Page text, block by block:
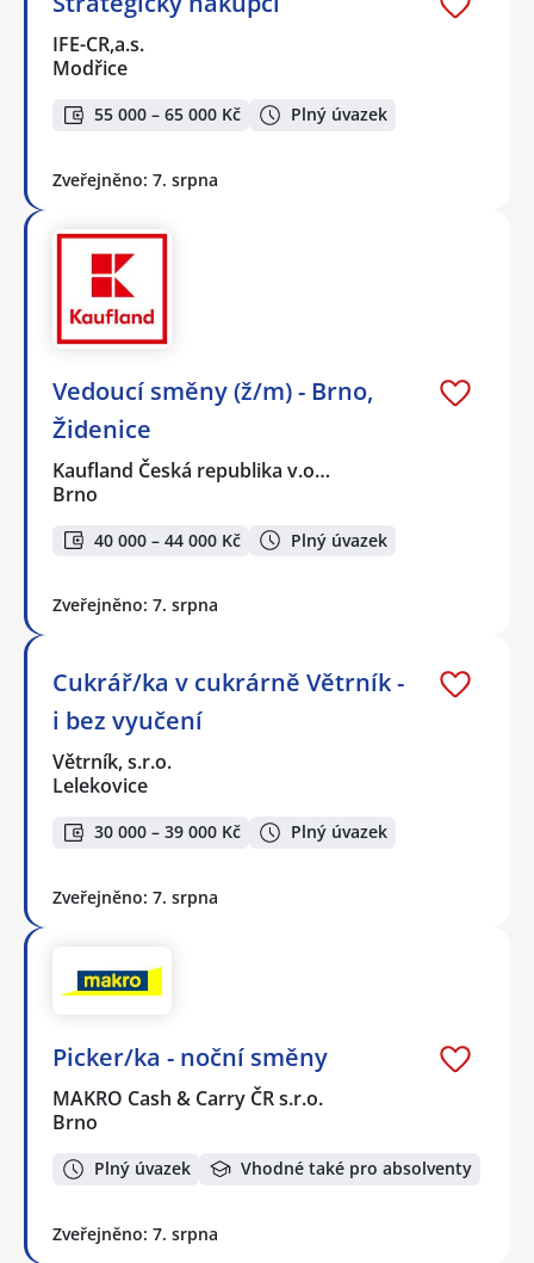
IFE-CR,a.s.
Modřice
55 000 – 65 000 Kč Plný úvazek
Zveřejněno: 7. srpna
Vedoucí směny (ž/m) - Brno,
Židenice
Kaufland Česká republika v.o…
Brno
40 000 – 44 000 Kč Plný úvazek
Zveřejněno: 7. srpna
Cukrář/ka v cukrárně Větrník -
i bez vyučení
Větrník, s.r.o.
Lelekovice
30 000 – 39 000 Kč Plný úvazek
Zveřejněno: 7. srpna
Picker/ka - noční směny
MAKRO Cash & Carry ČR s.r.o.
Brno
Plný úvazek Vhodné také pro absolventy
Zveřejněno: 7. srpna